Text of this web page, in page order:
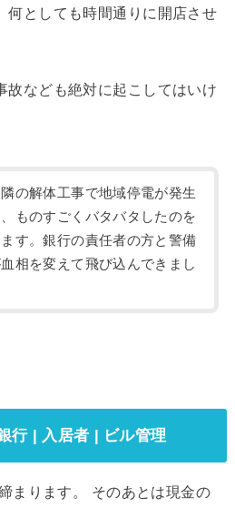
何としても時間通りに開店させ
故なども絶対に起こしてはいけ
の解体工事で地域停電が発生
ものすごくバタバタしたのを
す。銀行の責任者の方と警備
相を変えて飛び込んできまし
行 | 入居者 | ビル管理
まります。 そのあとは現金の